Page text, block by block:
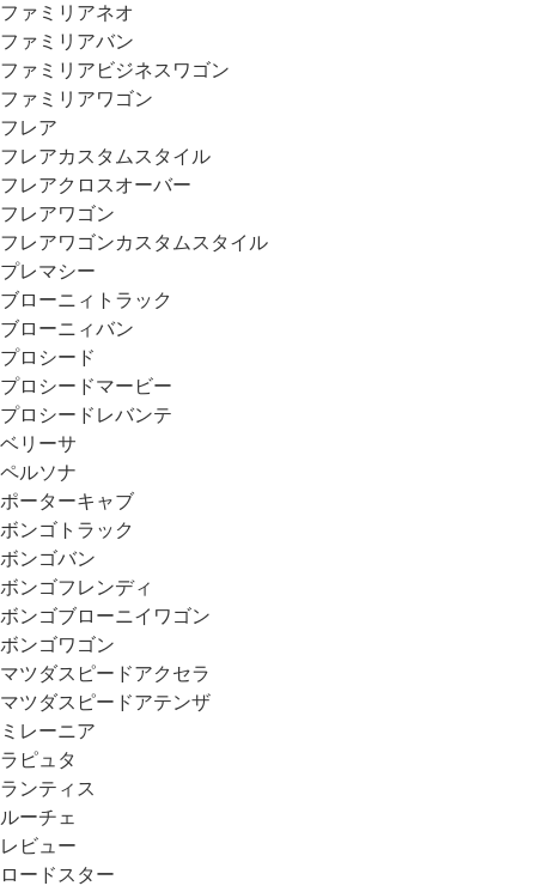
ファミリアネオ
ファミリアバン
ファミリアビジネスワゴン
ファミリアワゴン
フレア
フレアカスタムスタイル
フレアクロスオーバー
フレアワゴン
フレアワゴンカスタムスタイル
プレマシー
ブローニィトラック
ブローニィバン
プロシード
プロシードマービー
プロシードレバンテ
ベリーサ
ペルソナ
ポーターキャブ
ボンゴトラック
ボンゴバン
ボンゴフレンディ
ボンゴブローニイワゴン
ボンゴワゴン
マツダスピードアクセラ
マツダスピードアテンザ
ミレーニア
ラピュタ
ランティス
ルーチェ
レビュー
ロードスター